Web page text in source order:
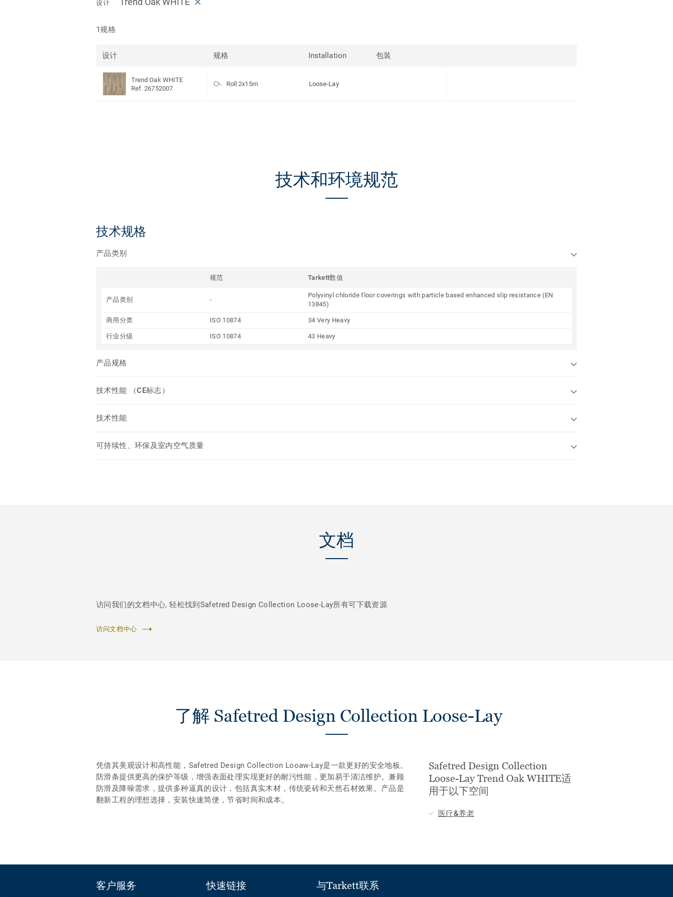
设计
1规格
设计 规格 Installation 包装
Trend Oak WHITE
Ref. 26752007
Roll 2x15m Loose-Lay
技术和环境规范
技术规格
产品类别
规范 Tarkett数值
产品类别 -
Polyvinyl chloride floor coverings with particle based enhanced slip resistance (EN
13845)
商用分类 ISO 10874 34 Very Heavy
行业分级 ISO 10874 43 Heavy
产品规格
技术性能 （CE标志）
技术性能
可持续性、环保及室内空气质量
文档
访问我们的文档中心, 轻松找到Safetred Design Collection Loose-Lay所有可下载资源
访问文档中心
了解 Safetred Design Collection Loose-Lay
凭借其美观设计和高性能，Safetred Design Collection Looaw-Lay是一款更好的安全地板。
防滑条提供更高的保护等级，增强表面处理实现更好的耐污性能，更加易于清洁维护。兼顾
防滑及降噪需求，提供多种逼真的设计，包括真实木材，传统瓷砖和天然石材效果。产品是
翻新工程的理想选择，安装快速简便，节省时间和成本。
Safetred Design Collection
Loose-Lay Trend Oak WHITE适
用于以下空间
医疗&养老
客户服务 快速链接 与Tarkett联系